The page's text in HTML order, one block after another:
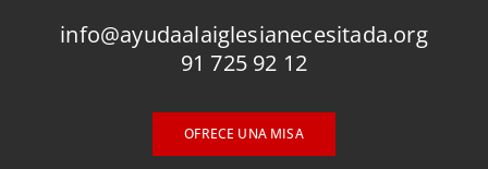
info@ayudaalaiglesianecesitada.org
91 725 92 12
OFRECE UNA MISA